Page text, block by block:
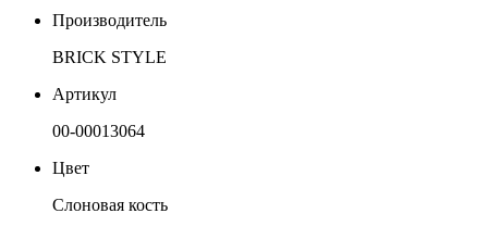
Производитель
BRICK STYLE
Артикул
00-00013064
Цвет
Слоновая кость